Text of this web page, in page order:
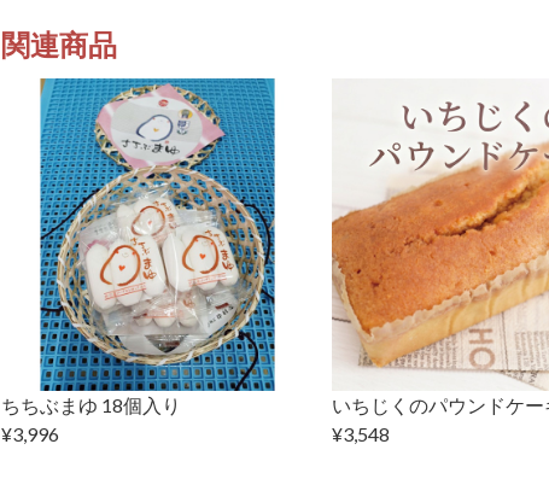
関連商品
ちちぶまゆ 18個入り
¥3,996
いちじくのパウンドケー
¥3,548